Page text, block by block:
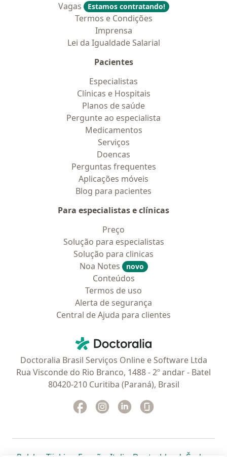
Vagas
Estamos contratando!
Termos e Condições
Imprensa
Lei da Igualdade Salarial
Pacientes
Especialistas
Clínicas e Hospitais
Planos de saúde
Pergunte ao especialista
Medicamentos
Serviços
Doencas
Perguntas frequentes
Aplicações móveis
Blog para pacientes
Para especialistas e clínicas
Preço
Solução para especialistas
Solução para clinicas
Noa Notes
novo
Conteúdos
Termos de uso
Alerta de segurança
Central de Ajuda para clientes
Doctoralia - Homepage
Doctoralia Brasil Serviços Online e Software Ltda
Rua Visconde do Rio Branco, 1488 - 2º andar - Batel
80420-210 Curitiba (Paraná), Brasil
Facebook
abre num novo separador
Instagram
abre num novo separador
Linkedin
abre num novo